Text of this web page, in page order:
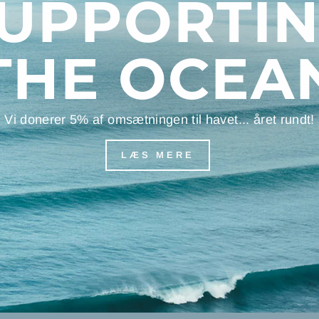
Vi donerer 5% af omsætningen til havet... året rundt!
LÆS MERE